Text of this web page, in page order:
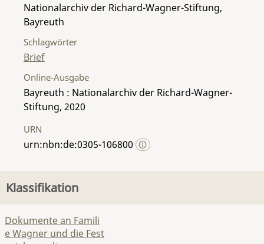
Nationalarchiv der Richard-Wagner-Stiftung,
Bayreuth
Schlagwörter
Brief
Online-Ausgabe
Bayreuth : Nationalarchiv der Richard-Wagner-
Stiftung, 2020
URN
urn:nbn:de:0305-106800
Klassifikation
Dokumente an Famili
e Wagner und die Fest